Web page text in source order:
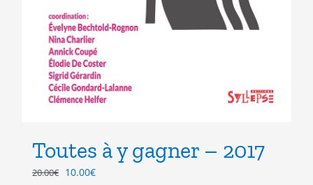
Toutes à y gagner – 2017
20.00€ Le
10.00€Le